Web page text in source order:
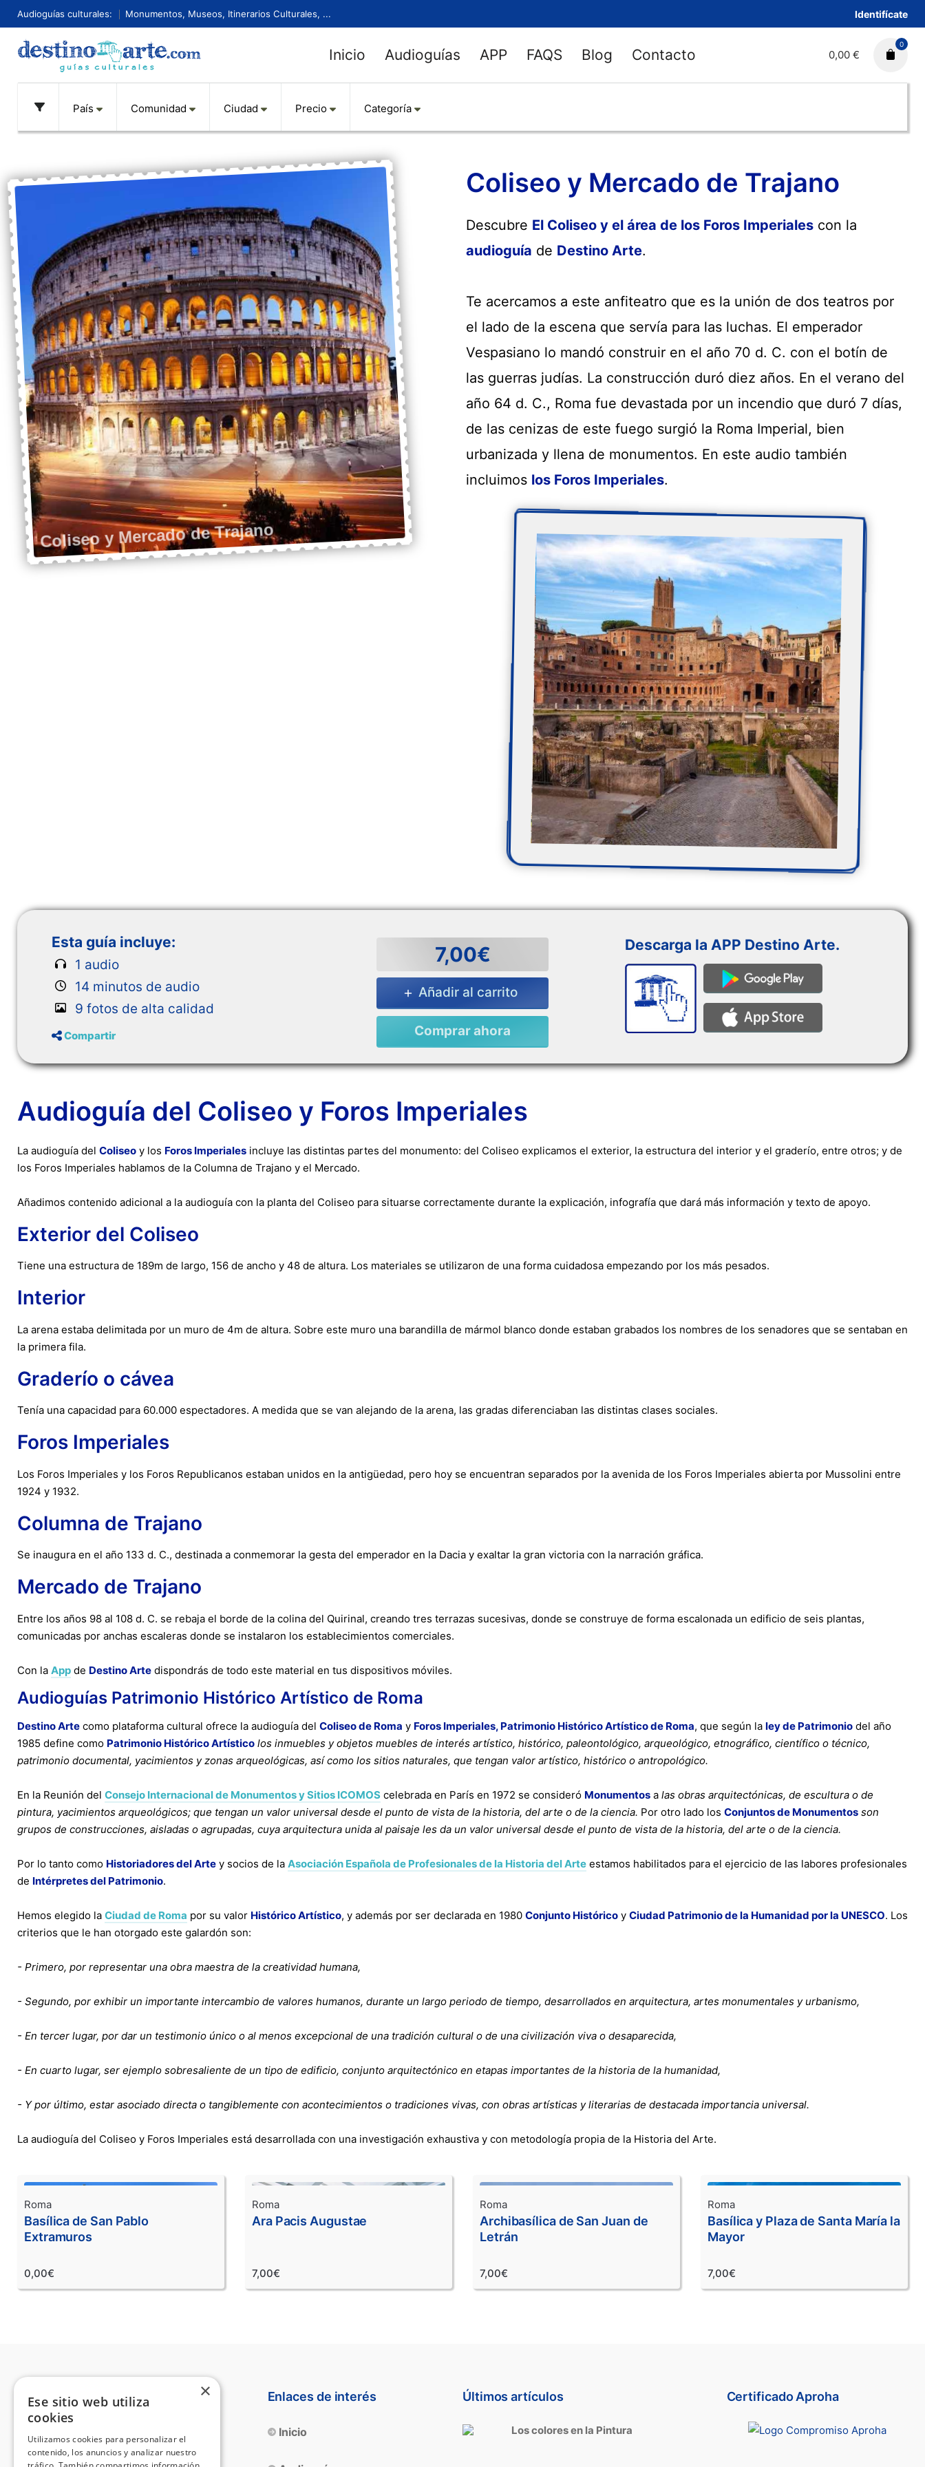
Audioguías culturales: Monumentos, Museos, Itinerarios Culturales, ... Identifícate
Inicio Audioguías APP FAQS Blog Contacto 0,00 €
0
País Comunidad Ciudad Precio Categoría
Coliseo y Mercado de Trajano
Descubre El Coliseo y el área de los Foros Imperiales con la
audioguía de Destino Arte.
Te acercamos a este anfiteatro que es la unión de dos teatros por
el lado de la escena que servía para las luchas. El emperador
Vespasiano lo mandó construir en el año 70 d. C. con el botín de
las guerras judías. La construcción duró diez años. En el verano del
año 64 d. C., Roma fue devastada por un incendio que duró 7 días,
de las cenizas de este fuego surgió la Roma Imperial, bien
urbanizada y llena de monumentos. En este audio también
incluimos los Foros Imperiales.
Esta guía incluye:
1 audio
14 minutos de audio
9 fotos de alta calidad
Compartir
7,00€
Añadir al carrito
Comprar ahora
Descarga la APP Destino Arte.
Audioguía del Coliseo y Foros Imperiales
La audioguía del Coliseo y los Foros Imperiales incluye las distintas partes del monumento: del Coliseo explicamos el exterior, la estructura del interior y el graderío, entre otros; y de
los Foros Imperiales hablamos de la Columna de Trajano y el Mercado.
Añadimos contenido adicional a la audioguía con la planta del Coliseo para situarse correctamente durante la explicación, infografía que dará más información y texto de apoyo.
Exterior del Coliseo
Tiene una estructura de 189m de largo, 156 de ancho y 48 de altura. Los materiales se utilizaron de una forma cuidadosa empezando por los más pesados.
Interior
La arena estaba delimitada por un muro de 4m de altura. Sobre este muro una barandilla de mármol blanco donde estaban grabados los nombres de los senadores que se sentaban en
la primera fila.
Graderío o cávea
Tenía una capacidad para 60.000 espectadores. A medida que se van alejando de la arena, las gradas diferenciaban las distintas clases sociales.
Foros Imperiales
Los Foros Imperiales y los Foros Republicanos estaban unidos en la antigüedad, pero hoy se encuentran separados por la avenida de los Foros Imperiales abierta por Mussolini entre
1924 y 1932.
Columna de Trajano
Se inaugura en el año 133 d. C., destinada a conmemorar la gesta del emperador en la Dacia y exaltar la gran victoria con la narración gráfica.
Mercado de Trajano
Entre los años 98 al 108 d. C. se rebaja el borde de la colina del Quirinal, creando tres terrazas sucesivas, donde se construye de forma escalonada un edificio de seis plantas,
comunicadas por anchas escaleras donde se instalaron los establecimientos comerciales.
Con la App de Destino Arte dispondrás de todo este material en tus dispositivos móviles.
Audioguías Patrimonio Histórico Artístico de Roma
Destino Arte como plataforma cultural ofrece la audioguía del Coliseo de Roma y Foros Imperiales, Patrimonio Histórico Artístico de Roma, que según la ley de Patrimonio del año
1985 define como Patrimonio Histórico Artístico los inmuebles y objetos muebles de interés artístico, histórico, paleontológico, arqueológico, etnográfico, científico o técnico,
patrimonio documental, yacimientos y zonas arqueológicas, así como los sitios naturales, que tengan valor artístico, histórico o antropológico.
En la Reunión del Consejo Internacional de Monumentos y Sitios ICOMOS celebrada en París en 1972 se consideró Monumentos a las obras arquitectónicas, de escultura o de
pintura, yacimientos arqueológicos; que tengan un valor universal desde el punto de vista de la historia, del arte o de la ciencia. Por otro lado los Conjuntos de Monumentos son
grupos de construcciones, aisladas o agrupadas, cuya arquitectura unida al paisaje les da un valor universal desde el punto de vista de la historia, del arte o de la ciencia.
Por lo tanto como Historiadores del Arte y socios de la Asociación Española de Profesionales de la Historia del Arte estamos habilitados para el ejercicio de las labores profesionales
de Intérpretes del Patrimonio.
Hemos elegido la Ciudad de Roma por su valor Histórico Artístico, y además por ser declarada en 1980 Conjunto Histórico y Ciudad Patrimonio de la Humanidad por la UNESCO. Los
criterios que le han otorgado este galardón son:
- Primero, por representar una obra maestra de la creatividad humana,
- Segundo, por exhibir un importante intercambio de valores humanos, durante un largo periodo de tiempo, desarrollados en arquitectura, artes monumentales y urbanismo,
- En tercer lugar, por dar un testimonio único o al menos excepcional de una tradición cultural o de una civilización viva o desaparecida,
- En cuarto lugar, ser ejemplo sobresaliente de un tipo de edificio, conjunto arquitectónico en etapas importantes de la historia de la humanidad,
- Y por último, estar asociado directa o tangiblemente con acontecimientos o tradiciones vivas, con obras artísticas y literarias de destacada importancia universal.
La audioguía del Coliseo y Foros Imperiales está desarrollada con una investigación exhaustiva y con metodología propia de la Historia del Arte.
Roma
Basílica de San Pablo
Extramuros
0,00€
Roma
Ara Pacis Augustae
7,00€
Roma
Archibasílica de San Juan de
Letrán
7,00€
Roma
Basílica y Plaza de Santa María la
Mayor
7,00€
Atención al cliente
info@destinoarte.com
Enlaces de interés
Inicio
Últimos artículos
Los colores en la Pintura
Certificado Aproha
×
Ese sitio web utiliza
cookies
Utilizamos cookies para personalizar el
contenido, los anuncios y analizar nuestro